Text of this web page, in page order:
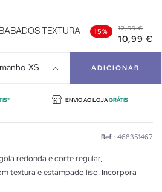
TEXTURA 15% 12,99 €
10,99 €
XS ADICIONAR
ENVIO AO LOJAGRÁTIS
Ref. : 468351467
redonda e corte regular,
textura e estampado liso. Incorpora